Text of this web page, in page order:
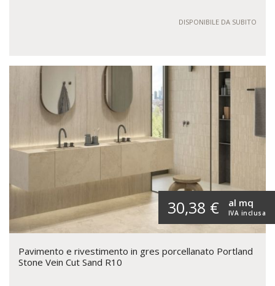
DISPONIBILE DA SUBITO
30,38 € IVA inclusa
al mq
Pavimento e rivestimento in gres porcellanato Portland
Stone Vein Cut Sand R10